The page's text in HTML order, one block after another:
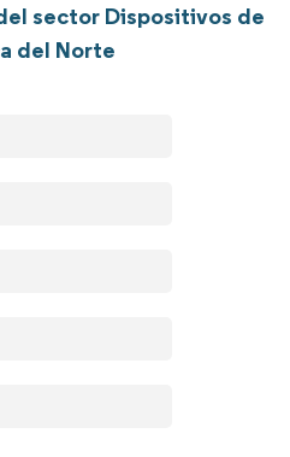
sector Dispositivos de
del Norte